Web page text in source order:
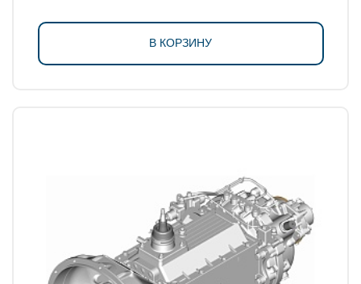
В КОРЗИНУ